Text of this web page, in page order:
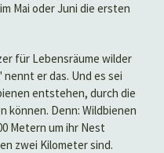
Mai oder Juni die ersten
für Lebensräume wilder
er das. Und es sei
entstehen, durch die
können. Denn: Wildbienen
Metern um ihr Nest
zwei Kilometer sind.